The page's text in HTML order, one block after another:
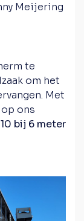
Meijering
te
om het
Met
ons
bij 6 meter